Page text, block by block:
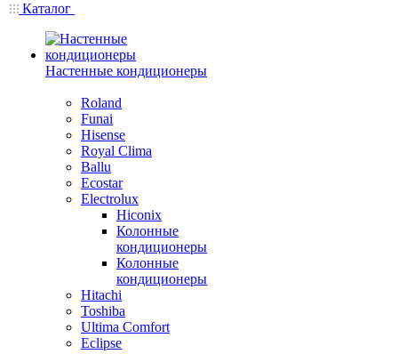
Каталог
Настенные кондиционеры
Roland
Funai
Hisense
Royal Clima
Ballu
Ecostar
Electrolux
Hiconix
Колонные
кондиционеры
Колонные
кондиционеры
Hitachi
Toshiba
Ultima Comfort
Eclipse